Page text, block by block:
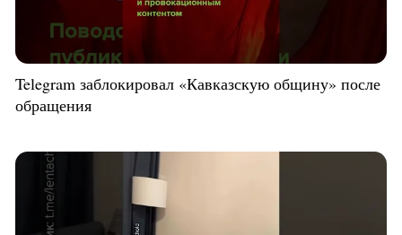
Telegram заблокировал «Кавказскую общину» после
обращения